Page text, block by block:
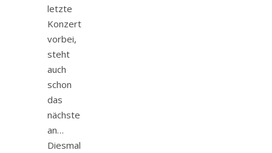
letzte
Konzert
vorbei,
steht
auch
schon
das
nächste
an…
Diesmal